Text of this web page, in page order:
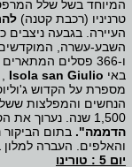
המיוחד בשל שלל
טרניניו (רכבת קטנה)
ו-366 פסלים המתארים את חייו
באי Isola san Giulio
מספרת על הקדוש
הנחשים והמפלצות
1,500 שנה. נערוך את הסיור באי בשביל המעגלי המסומן, הנקרא
הדממה". בתום הביקור
והאלפים. העברה למלון
יום 5 : טורינו